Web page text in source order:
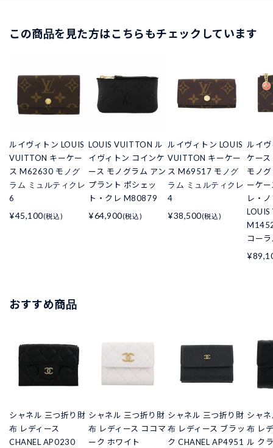
この商品を見た方はこちらもチェックしています
ルイヴィトン LOUIS
VUITTON キーケー
ス M62630 モノグ
ラム ミュルティクレ
6
¥45,100(税込)
LOUIS VUITTON ル
イヴィトン コインケ
ース モノグラム アン
プラント ポシェッ
ト・クレ M80879
¥64,900(税込)
ルイヴィトン LOUIS
VUITTON キーケー
ス M69517 モノグ
ラム ミュルティクレ
4
¥38,500(税込)
ルイ
ケー
モノ
ーケ
レ・
コー
おすすめ商品
シャネル 三つ折り財
布 レディース
CHANEL AP0230
シャネル 三つ折り財
布 レディース ココマ
ーク ホワイト
シャネル 三つ折り財
布 レディース ブラッ
ク CHANEL AP4951
シャ
布 レ
ル ク